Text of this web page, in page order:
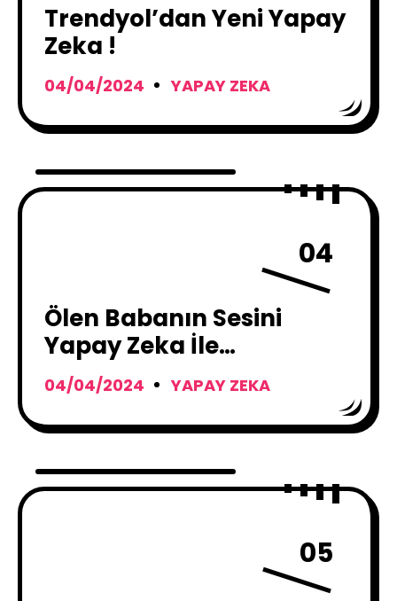
Trendyol’dan Yeni Yapay
Zeka !
04/04/2024 YAPAY ZEKA
04
Ölen Babanın Sesini
Yapay Zeka İle
Canlandırdı!
04/04/2024 YAPAY ZEKA
05